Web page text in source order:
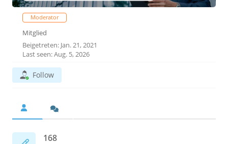
Moderator
Mitglied
Beigetreten: Jan. 21, 2021
Last seen: Aug. 5, 2026
Follow
168